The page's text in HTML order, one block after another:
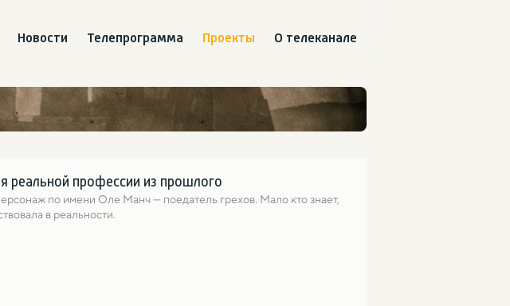
Новости Телепрограмма Проекты О телеканале
реальной профессии из прошлого
по имени Оле Манч — поедатель грехов. Мало кто знает,
в реальности.